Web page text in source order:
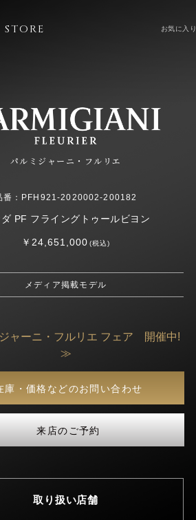
STORE お気に入り
パルミジャーニ・フルリエ
番：PFH921-2020002-200182
ダ PF フライングトゥールビヨン
￥24,651,000(税込)
メディア掲載モデル
ャーニ・フルリエ フェア 開催中!
≫
庫・価格などのお問い合わせ
来店のご予約
取り扱い店舗